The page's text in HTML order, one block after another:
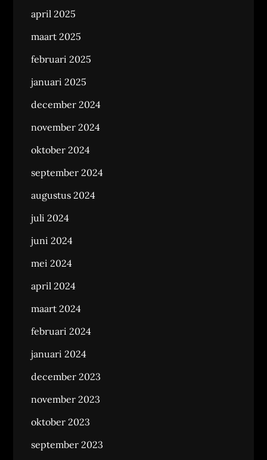
april 2025
maart 2025
februari 2025
januari 2025
december 2024
november 2024
oktober 2024
september 2024
augustus 2024
juli 2024
juni 2024
mei 2024
april 2024
maart 2024
februari 2024
januari 2024
december 2023
november 2023
oktober 2023
september 2023